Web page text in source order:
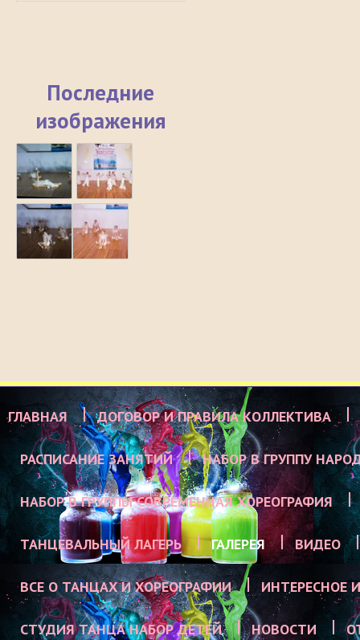
Последние
изображения
ГЛАВНАЯ ДОГОВОР И ПРАВИЛА КОЛЛЕКТИВА
РАСПИСАНИЕ ЗАНЯТИЙ НАБОР В ГРУППУ
НАБОР В ГРУППЫ СОВРЕМЕННАЯ ХОРЕОГРАФИЯ
ТАНЦЕВАЛЬНЫЙ ЛАГЕРЬ ГАЛЕРЕЯ ВИДЕО
ВСЕ О ТАНЦАХ И ХОРЕОГРАФИИ ИНТЕРЕСНОЕ
СТУДИЯ ТАНЦА НАБОР ДЕТЕЙ НОВОСТИ